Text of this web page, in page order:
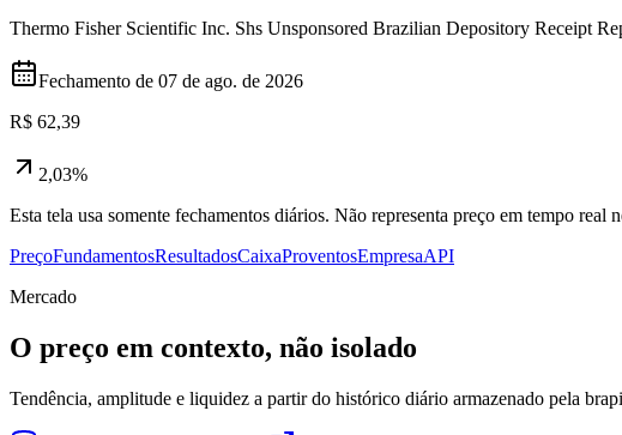
Thermo Fisher Scientific Inc. Shs Unsponsored Brazilian Depository Receipt
Fechamento de 07 de ago. de 2026
R$ 62,39
2,03%
Esta tela usa somente fechamentos diários. Não representa preço em tempo real
PreçoFundamentosResultadosCaixaProventosEmpresaAPI
Mercado
O preço em contexto, não isolado
Tendência, amplitude e liquidez a partir do histórico diário armazenado pela